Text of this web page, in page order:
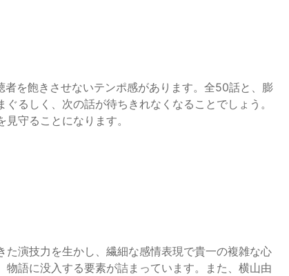
を飽きさせないテンポ感があります。全50話と、膨
るしく、次の話が待ちきれなくなることでしょう。
守ることになります。
演技力を生かし、繊細な感情表現で貴一の複雑な心
語に没入する要素が詰まっています。また、横山由